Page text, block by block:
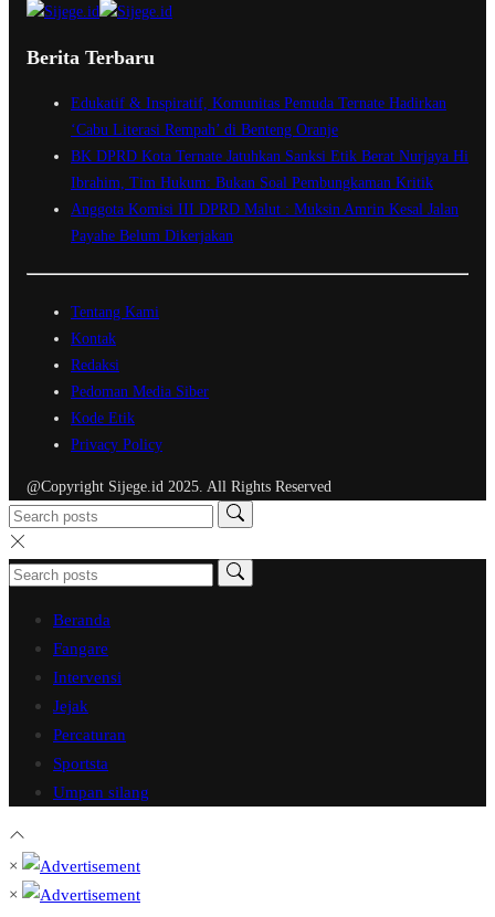
Berita Terbaru
Edukatif & Inspiratif, Komunitas Pemuda Ternate Hadirkan
‘Cabu Literasi Rempah’ di Benteng Oranje
BK DPRD Kota Ternate Jatuhkan Sanksi Etik Berat Nurjaya Hi
Ibrahim, Tim Hukum: Bukan Soal Pembungkaman Kritik
Anggota Komisi III DPRD Malut : Muksin Amrin Kesal Jalan
Payahe Belum Dikerjakan
Tentang Kami
Kontak
Redaksi
Pedoman Media Siber
Kode Etik
Privacy Policy
@Copyright Sijege.id 2025. All Rights Reserved
Beranda
Fangare
Intervensi
Jejak
Percaturan
Sportsta
Umpan silang
×
×